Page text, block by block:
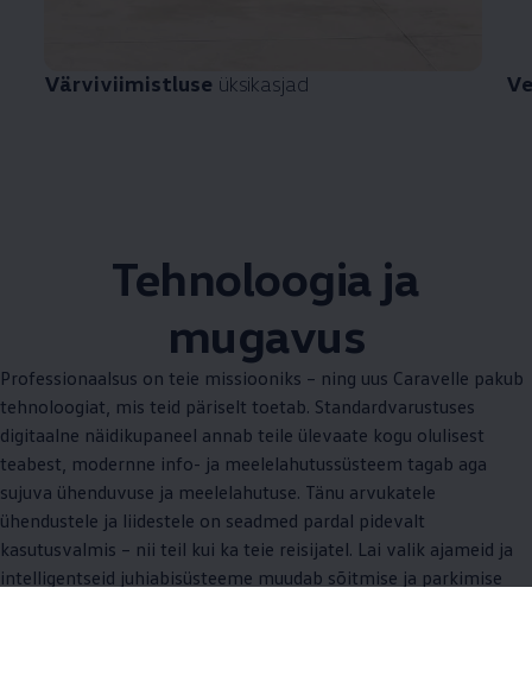
Värviviimistluse üksikasjad
Tehnoloogia ja
mugavus
Professionaalsus on teie missiooniks – ning uus Caravelle pakub
tehnoloogiat, mis teid päriselt toetab. Standardvarustuses
digitaalne näidikupaneel annab teile ülevaate kogu olulisest
teabest, modernne info- ja meelelahutussüsteem tagab aga
sujuva ühenduvuse ja meelelahutuse. Tänu arvukatele
ühendustele ja liidestele on seadmed pardal pidevalt
kasutusvalmis – nii teil kui ka teie reisijatel. Lai valik ajameid ja
intelligentseid juhiabisüsteeme muudab sõitmise ja parkimise